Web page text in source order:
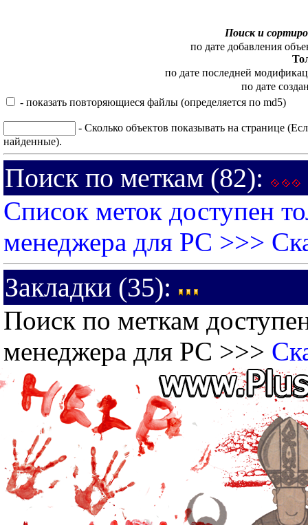
Поиск и
по дате добавления
по дате последней
по дате
- показать повторяющиеся файлы (определяется по md5)
- Сколько объектов показывать на странице
найденные).
Поиск по меткам (82):
Список меток доступен
менеджера для PC >>>
Закладки (35):
Поиск по меткам
менеджера для PC >>>